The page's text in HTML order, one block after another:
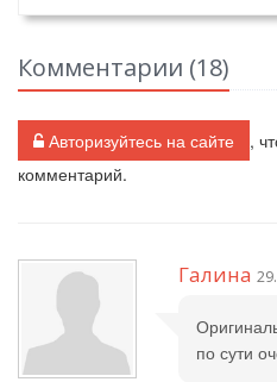
Комментарии (18)
Авторизуйтесь на сайте
,
комментарий.
Галина
по сути